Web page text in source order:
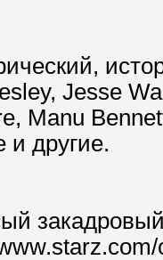
Jesse
Manu
и другие.